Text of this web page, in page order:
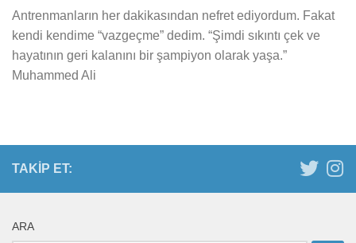
Antrenmanların her dakikasından nefret ediyordum. Fakat
kendi kendime “vazgeçme” dedim. “Şimdi sıkıntı çek ve
hayatının geri kalanını bir şampiyon olarak yaşa.”
Muhammed Ali
TAKIP ET:
ARA